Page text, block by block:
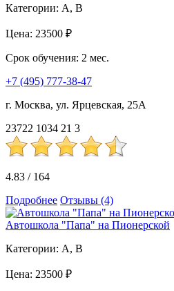
Категории: A, B
Цена: 23500 ₽
Срок обучения: 2 мес.
+7 (495) 777-38-47
г. Москва, ул. Ярцевская, 25А
23722 1034 21 3
4.83 / 164
Подробнее Отзывы (4)
Автошкола "Папа" на Пионерской
Категории: A, B
Цена: 23500 ₽